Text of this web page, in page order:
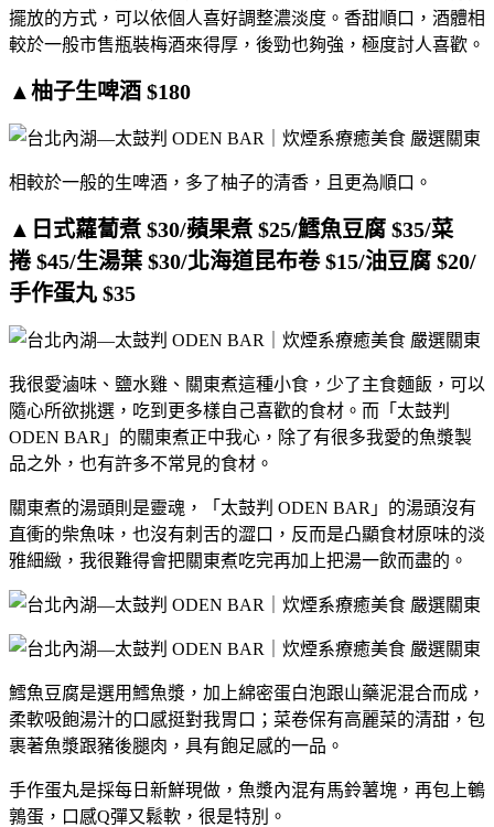
擺放的方式，可以依個人喜好調整濃淡度。香甜順口，酒體相
較於一般市售瓶裝梅酒來得厚，後勁也夠強，極度討人喜歡。
▲柚子生啤酒 $180
相較於一般的生啤酒，多了柚子的清香，且更為順口。
▲日式蘿蔔煮 $30/蘋果煮 $25/鱈魚豆腐 $35/菜
捲 $45/生湯葉 $30/北海道昆布卷 $15/油豆腐 $20/
手作蛋丸 $35
我很愛滷味、鹽水雞、關東煮這種小食，少了主食麵飯，可以
隨心所欲挑選，吃到更多樣自己喜歡的食材。而「太鼓判
ODEN BAR」的關東煮正中我心，除了有很多我愛的魚漿製
品之外，也有許多不常見的食材。
關東煮的湯頭則是靈魂，「太鼓判 ODEN BAR」的湯頭沒有
直衝的柴魚味，也沒有刺舌的澀口，反而是凸顯食材原味的淡
雅細緻，我很難得會把關東煮吃完再加上把湯一飲而盡的。
鱈魚豆腐是選用鱈魚漿，加上綿密蛋白泡跟山藥泥混合而成，
柔軟吸飽湯汁的口感挺對我胃口；菜卷保有高麗菜的清甜，包
裹著魚漿跟豬後腿肉，具有飽足感的一品。
手作蛋丸是採每日新鮮現做，魚漿內混有馬鈴薯塊，再包上鵪
鶉蛋，口感Q彈又鬆軟，很是特別。